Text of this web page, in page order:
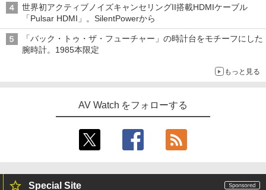
世界初アクティブノイズキャンセリングII搭載HDMIケーブル
「Pulsar HDMI」。SilentPowerから
「バック・トゥ・ザ・フューチャー」の時計台をモチーフにした
腕時計。1985本限定
もっと見る
AV Watch をフォローする
Special Site